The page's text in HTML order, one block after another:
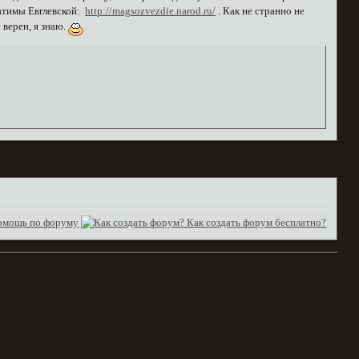
Евглевской:http://magsozvezdie.narod.ru/ . Как не странно не
я знаю.
по форуму